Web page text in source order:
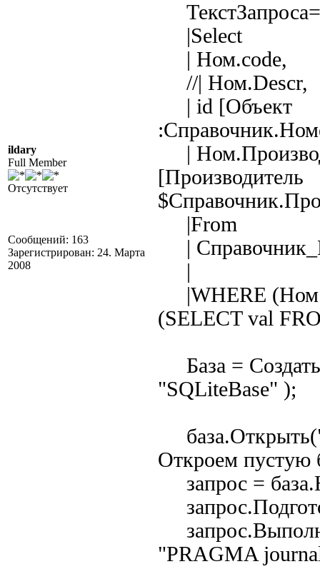
ildary
Full Member
Отсутствует
Сообщений: 163
Зарегистрирован: 24. Марта
2008
|Select
| Ном.code,
//| Ном.Descr,
| id [Объект
|
[Производитель
|From
|
|
|WHERE
(SELECT val
База =
"SQLiteBase" );
Откроем пустую
запрос =
"PRAGMA